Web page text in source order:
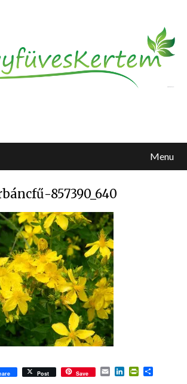
Menu
857390_640
Post Save EmailLinkedIn